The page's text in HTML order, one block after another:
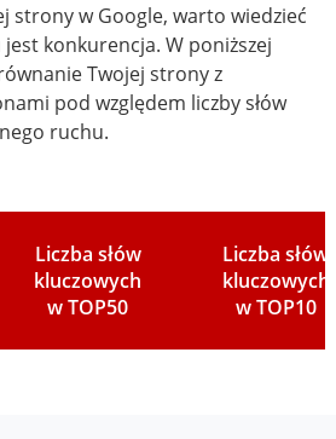
strony w Google, warto wiedzieć
konkurencja. W poniższej
Twojej strony z
pod względem liczby słów
ruchu.
Liczba słów
kluczowych
w TOP50
Liczba słów
kluczowych
w TOP10